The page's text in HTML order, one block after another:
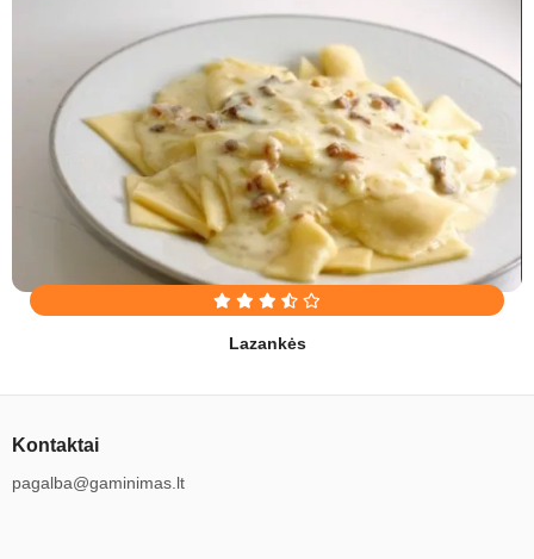
Lazankės
Kontaktai
pagalba@gaminimas.lt